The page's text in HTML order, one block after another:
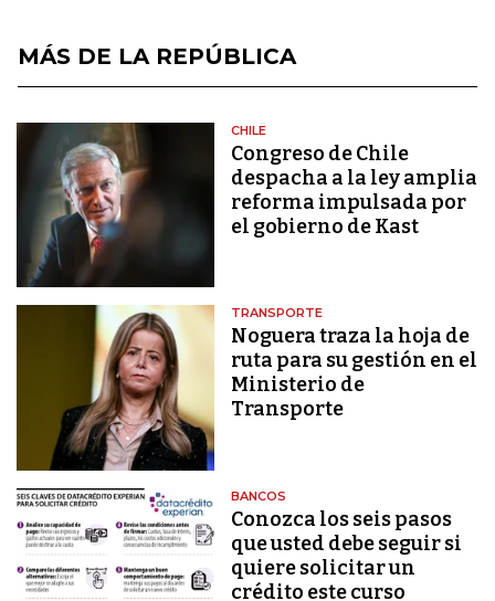
MÁS DE LA REPÚBLICA
CHILE
Congreso de Chile
despacha a la ley amplia
reforma impulsada por
el gobierno de Kast
TRANSPORTE
Noguera traza la hoja de
ruta para su gestión en el
Ministerio de
Transporte
BANCOS
Conozca los seis pasos
que usted debe seguir si
quiere solicitar un
crédito este curso